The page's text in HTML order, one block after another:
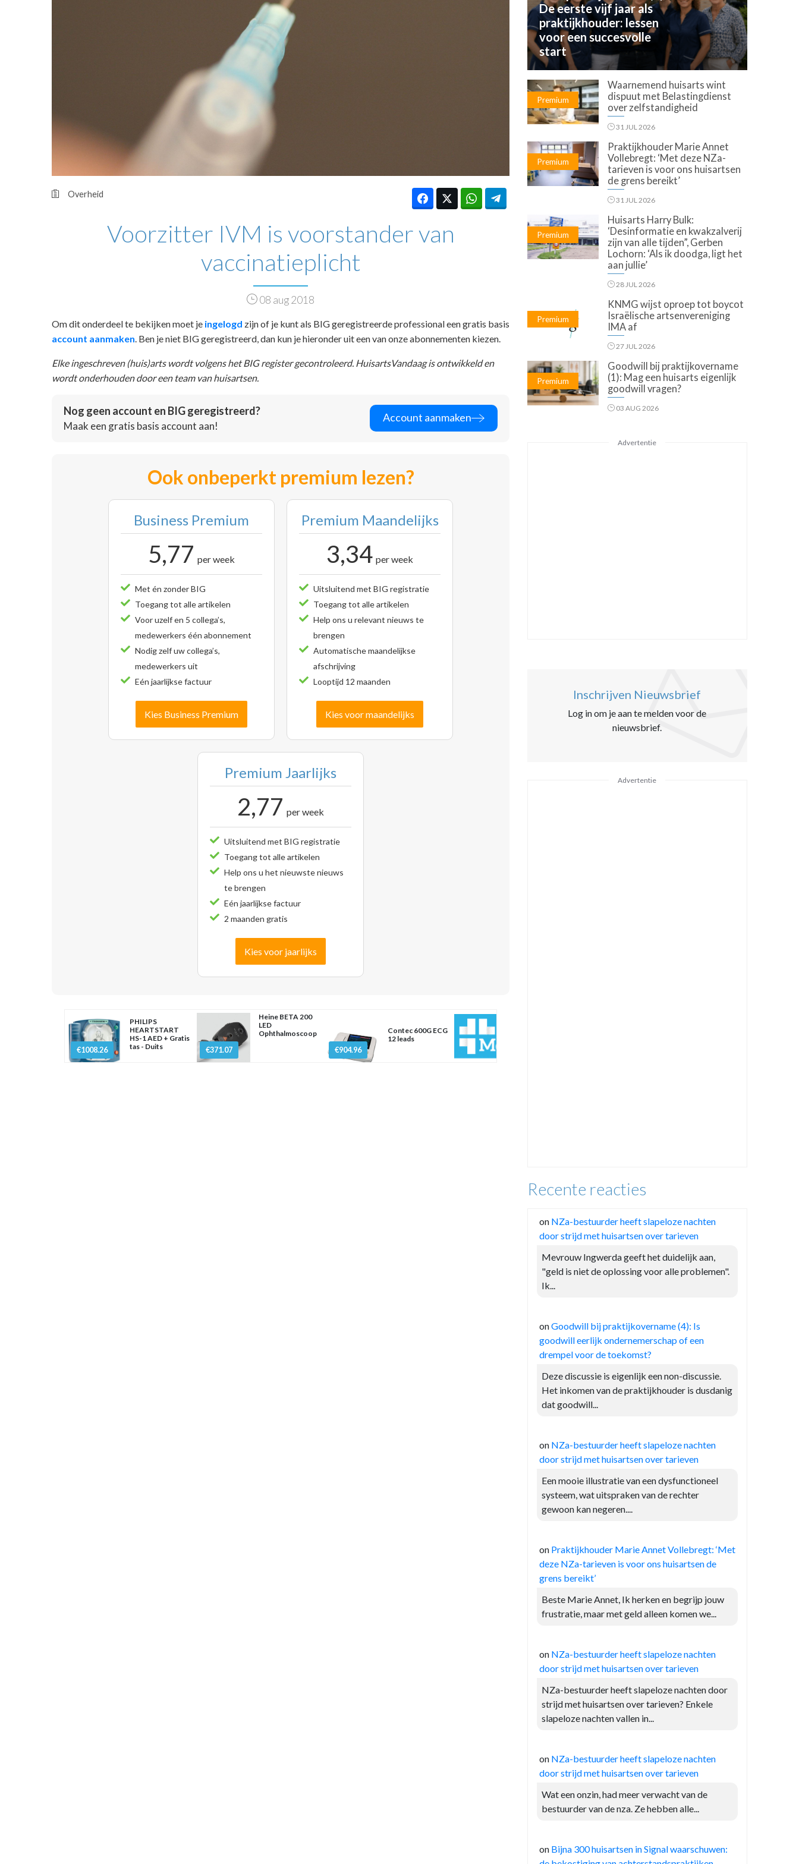
HUISARTSENPOST
PRAKTIJKZAKEN
TARIEVEN
VPHUISARTSEN
MEDISCHE VAKHANDEL
REGISTRATIE
Overheid
Voorzitter IVM is voorstander van
vaccinatieplicht
08 aug 2018
Om dit onderdeel te bekijken moet je ingelogd zijn of je kunt als BIG geregistreerde professional een gratis basis
account aanmaken . Ben je niet BIG geregistreerd, dan kun je hieronder uit een van onze abonnementen kiezen.
Elke ingeschreven (huis)arts wordt volgens het BIG register gecontroleerd. HuisartsVandaag is ontwikkeld en
wordt onderhouden door een team van huisartsen.
Nog geen account en BIG geregistreerd?
Maak een gratis basis account aan!
Account aanmaken
Ook onbeperkt premium lezen?
Business Premium
5,77 per week
Met én zonder BIG
Toegang tot alle artikelen
Voor uzelf en 5 collega’s,
medewerkers één abonnement
Nodig zelf uw collega’s,
medewerkers uit
Eén jaarlijkse factuur
Kies Business Premium
Premium Maandelijks
3,34 per week
Uitsluitend met BIG registratie
Toegang tot alle artikelen
Help ons u relevant nieuws te
brengen
Automatische maandelijkse
afschrijving
Looptijd 12 maanden
Kies voor maandelijks
Premium Jaarlijks
2,77 per week
Uitsluitend met BIG registratie
Toegang tot alle artikelen
Help ons u het nieuwste nieuws
te brengen
Eén jaarlijkse factuur
2 maanden gratis
Kies voor jaarlijks
€1008.26
PHILIPS
HEARTSTART
HS-1 AED + Gratis
tas - Duits
€371.07
Heine BETA 200
LED
Ophthalmoscoop
€904.96
Contec 600G ECG
12 leads
De eerste vijf jaar als
praktijkhouder: lessen
voor een succesvolle
start
Premium
Waarnemend huisarts wint
dispuut met Belastingdienst
over zelfstandigheid
31 JUL 2026
Premium
Praktijkhouder Marie Annet
Vollebregt: ‘Met deze NZa-
tarieven is voor ons huisartsen
de grens bereikt’
31 JUL 2026
Premium
Huisarts Harry Bulk:
‘Desinformatie en kwakzalverij
zijn van alle tijden”, Gerben
Lochorn: ‘Als ik doodga, ligt het
aan jullie’
28 JUL 2026
Premium
KNMG wijst oproep tot boycot
Israëlische artsenvereniging
IMA af
27 JUL 2026
Premium
Goodwill bij praktijkovername
(1): Mag een huisarts eigenlijk
goodwill vragen?
03 AUG 2026
Advertentie
Inschrijven Nieuwsbrief
Log in om je aan te melden voor de
nieuwsbrief.
Advertentie
Recente reacties
on NZa-bestuurder heeft slapeloze nachten
door strijd met huisartsen over tarieven
Mevrouw Ingwerda geeft het duidelijk aan,
"geld is niet de oplossing voor alle problemen".
Ik...
onGoodwill bij praktijkovername (4): Is
goodwill eerlijk ondernemerschap of een
drempel voor de toekomst?
Deze discussie is eigenlijk een non-discussie.
Het inkomen van de praktijkhouder is dusdanig
dat goodwill...
on NZa-bestuurder heeft slapeloze nachten
door strijd met huisartsen over tarieven
Een mooie illustratie van een dysfunctioneel
systeem, wat uitspraken van de rechter
gewoon kan negeren....
on Praktijkhouder Marie Annet Vollebregt: ‘Met
deze NZa-tarieven is voor ons huisartsen de
grens bereikt’
Beste Marie Annet, Ik herken en begrijp jouw
frustratie, maar met geld alleen komen we...
on NZa-bestuurder heeft slapeloze nachten
door strijd met huisartsen over tarieven
NZa-bestuurder heeft slapeloze nachten door
strijd met huisartsen over tarieven? Enkele
slapeloze nachten vallen in...
on NZa-bestuurder heeft slapeloze nachten
door strijd met huisartsen over tarieven
Wat een onzin, had meer verwacht van de
bestuurder van de nza. Ze hebben alle...
on Bijna 300 huisartsen in Signal waarschuwen: